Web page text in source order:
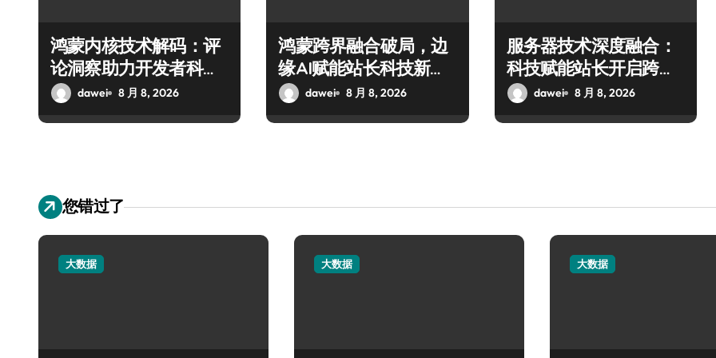
鸿蒙内核技术解码：评
论洞察助力开发者科技
提炼力跃升
dawei 8 月 8, 2026
鸿蒙跨界融合破局，边
缘AI赋能站长科技新生
态
dawei 8 月 8, 2026
服务器技术深度融合：
科技赋能站长开启跨界
创新新纪元
dawei 8 月 8, 2026
您错过了
大数据 大数据 大数据